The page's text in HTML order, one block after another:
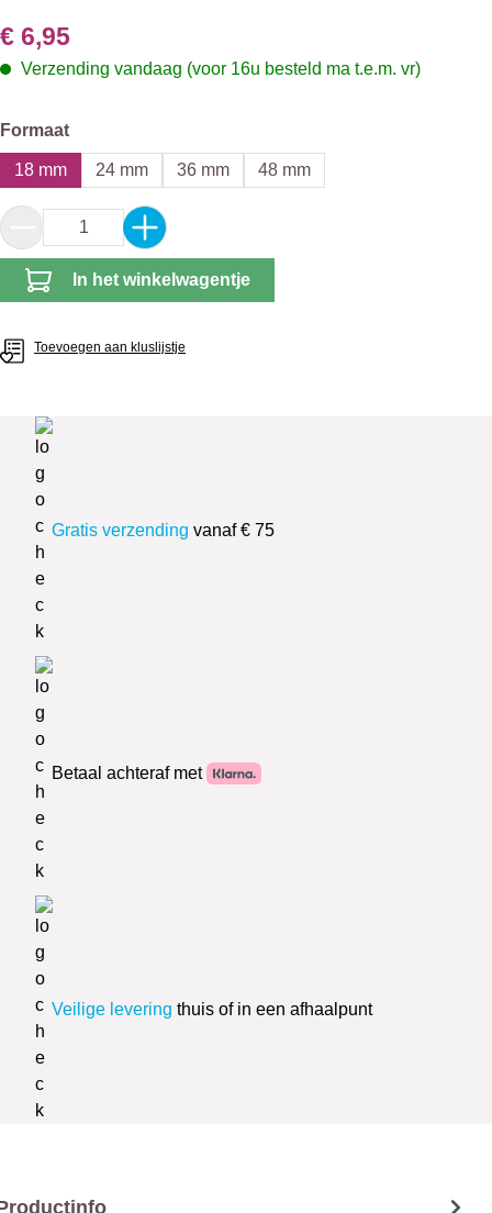
€ 6,95
Verzending vandaag (voor 16u besteld ma t.e.m. vr)
Selecteer
Formaat
18 mm 24 mm 36 mm 48 mm
Producthoeveelheid: Voer de gewenste
In het winkelwagentje
Toevoegen aan kluslijstje
Gratis verzending vanaf € 75
Betaal achteraf met
Veilige levering thuis of in een afhaalpunt